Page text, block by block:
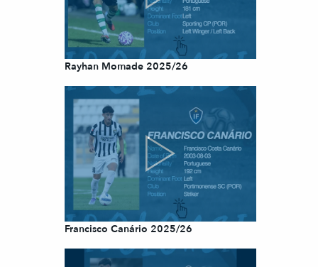
Rayhan Momade 2025/26
Francisco Canário 2025/26